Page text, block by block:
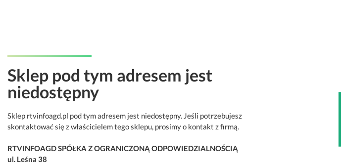
Sklep pod tym adresem jest
niedostępny
Sklep rtvinfoagd.pl pod tym adresem jest niedostępny. Jeśli potrzebujesz
skontaktować się z właścicielem tego sklepu, prosimy o kontakt z firmą.
RTVINFOAGD SPÓŁKA Z OGRANICZONĄ ODPOWIEDZIALNOŚCIĄ
ul. Leśna 38